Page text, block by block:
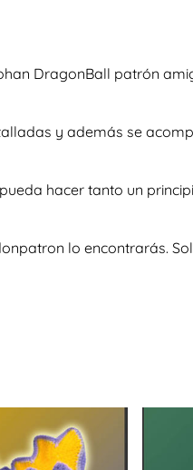
DragonBall patrón
y además se
hacer tanto un
lo encontrarás.